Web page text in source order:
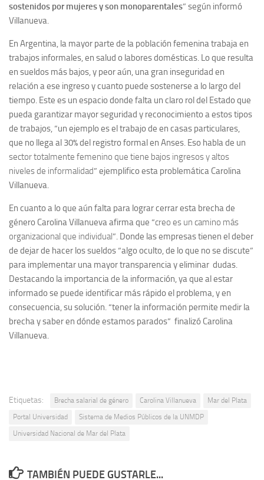
sostenidos por mujeres y son monoparentales” según informó
Villanueva.
En Argentina, la mayor parte de la población femenina trabaja en
trabajos informales, en salud o labores domésticas. Lo que resulta
en sueldos más bajos, y peor aún, una gran inseguridad en
relación a ese ingreso y cuanto puede sostenerse a lo largo del
tiempo. Este es un espacio donde falta un claro rol del Estado que
pueda garantizar mayor seguridad y reconocimiento a estos tipos
de trabajos, “un ejemplo es el trabajo de en casas particulares,
que no llega al 30% del registro formal en Anses. Eso habla de un
sector totalmente femenino que tiene bajos ingresos y altos
niveles de informalidad” ejemplifico esta problemática Carolina
Villanueva.
En cuanto a lo que aún falta para lograr cerrar esta brecha de
género Carolina Villanueva afirma que “creo es un camino más
organizacional que individual”. Donde las empresas tienen el deber
de dejar de hacer los sueldos “algo oculto, de lo que no se discute”
para implementar una mayor transparencia y eliminar dudas.
Destacando la importancia de la información, ya que al estar
informado se puede identificar más rápido el problema, y en
consecuencia, su solución. “tener la información permite medir la
brecha y saber en dónde estamos parados” finalizó Carolina
Villanueva.
Etiquetas: Brecha salarial de género Carolina Villanueva
Mar del Plata
Portal Universidad
Sistema de Medios Públicos de la UNMDP
Universidad Nacional de Mar del Plata
TAMBIÉN PUEDE GUSTARLE...